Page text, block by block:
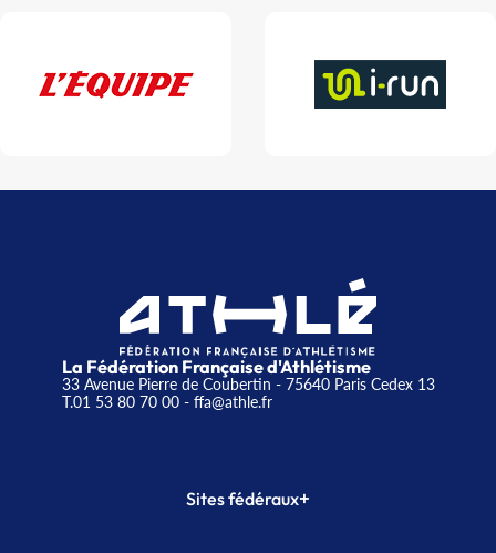
La Fédération Française d'Athlétisme
33 Avenue Pierre de Coubertin - 75640 Paris Cedex 13
T.01 53 80 70 00- ffa@athle.fr
Sites fédéraux+